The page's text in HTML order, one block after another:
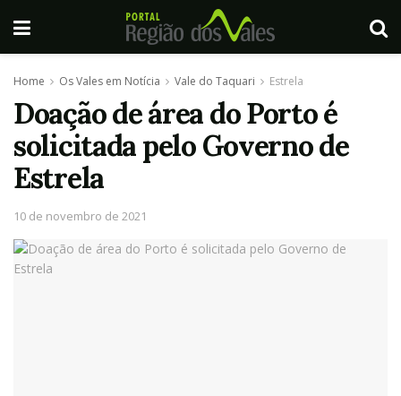
Home Os Vales em Notícia Vale do Taquari Estrela
Doação de área do Porto é
solicitada pelo Governo de
Estrela
10 de novembro de 2021